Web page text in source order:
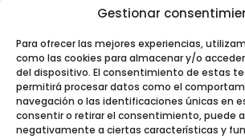
Gestionar
Para ofrecer las mejores experiencias,
como las cookies para almacenar y/o
del dispositivo. El consentimiento de estas
permitirá procesar datos como el
navegación o las identificaciones únicas en
consentir o retirar el consentimiento, puede
negativamente a ciertas características y
El 9CFE es una actividad promovida
Instituto de Ciencias Forestales,
Ctra. de la Coruña km 7,5 -